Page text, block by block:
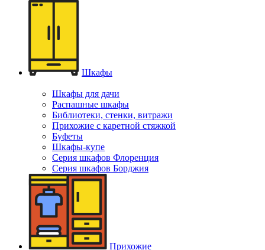
Шкафы
Шкафы для дачи
Распашные шкафы
Библиотеки, стенки, витражи
Прихожие с каретной стяжкой
Буфеты
Шкафы-купе
Серия шкафов Флоренция
Серия шкафов Борджия
Прихожие